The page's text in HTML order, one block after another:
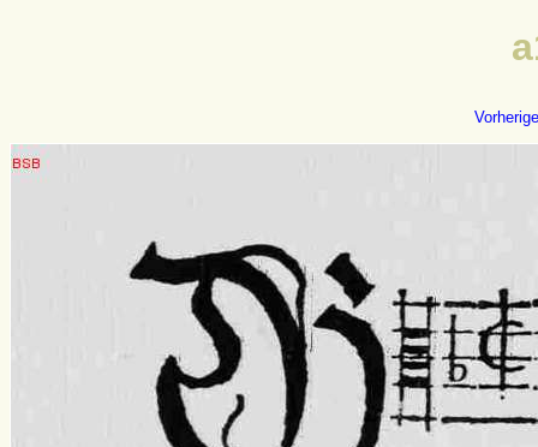
Vorherige